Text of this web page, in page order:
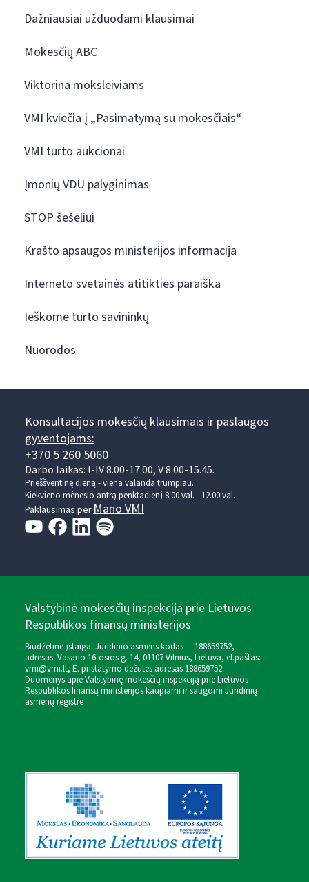
Dažniausiai užduodami klausimai
Mokesčių ABC
Viktorina moksleiviams
VMI kviečia į „Pasimatymą su mokesčiais“
VMI turto aukcionai
Įmonių VDU palyginimas
STOP šešėliui
Krašto apsaugos ministerijos informacija
Interneto svetainės atitikties paraiška
Ieškome turto savininkų
Nuorodos
Konsultacijos mokesčių klausimais ir paslaugos
gyventojams:
+370 5 260 5060
Darbo laikas: I-IV 8.00-17.00, V 8.00-15.45.
Prieššventinę dieną - viena valanda trumpiau.
Kiekvieno mėnesio antrą penktadienį 8.00 val. - 12.00 val.
Paklausimas perMano VMI
Valstybinė mokesčių inspekcija prie Lietuvos
Respublikos finansų ministerijos
Biudžetinė įstaiga. Juridinio asmens kodas — 188659752,
adresas: Vasario 16-osios g. 14, 01107 Vilnius, Lietuva, el.paštas:
vmi@vmi.lt, E. pristatymo dėžutės adresas 188659752
Duomenys apie Valstybinę mokesčių inspekciją prie Lietuvos
Respublikos finansų ministerijos kaupiami ir saugomi Juridinių
asmenų registre